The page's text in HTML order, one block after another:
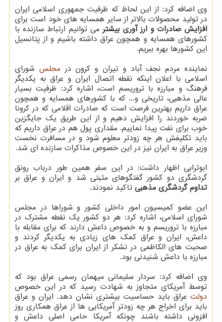
وی اضافه کرد: از این لحاظ که ظرفیت جمهوری اسلامی ایران
در تولید محصولات بالاتر از سایر همسایه های خود است برای
افزایش صادرات و ارز آوری بیشتر می توانیم ارتباط سازنده با
کشورهای همسایه و همچون عراق داشته باشیم و از پتانسیل
این کشورها بهره ببریم.
نماینده مردم نجف آباد و تیران و کرون در مجلس شورای
اسلامی با اعلان اینکه نقطه اتصال ایران و عراق به یکدیگر
فرهنگ و مبارزه با تروریسم است، اشاره کرد: ظرفیت بسیار
عالی مذهبی، تاریخی و... که با کشورهای همسایه و همچون
عراق داریم بهترین فرصت است که صادرات اقلامی که در کرونا
ضربه خوردند را افزایش دهیم و از این طریق یک جایگزین
خوب برای نفت پیدا نماییم. مقداری پول هم در عراق داریم که
باید تکلیفش هر چه زودتر معلوم شود و در مسافرت نخست
وزیر عراق به ایران نیز در این خصوص مذاکرات سازنده ای شد.
ابوترابی اظهار داشت: در این سفر همین طور درباب رونق
گردشگری دو کشور گفتگوهای مثبتی شد و ایران و عراق بر
تداوم گردشگری مذهبی تاکید نمودند.
این عضو کمیسیون امور داخلی کشور و شوراها در مجلس
شورای اسلامی، اشاره کرد: هر دو کشور یک نقطه مشترک در
مبارزه با تروریسم و به خصوص داعش دارند که برای مقابله با
داعش، ایران و عراق کمک های زیادی به یکدیگر کردند و
صحبت های الکاظمی در تشکر از ایران برای کمک به عراق در
مبارزه با داعش شنیدنی بود.
وی اضافه کرد: سردار سلیمانی میهمان رسمی عراق بود که
توسط آمریکایِ متجاوز به شهادت رسید که در این خصوص
دولت عراق باید حساسیت بیشتری نشان دهد. ایران و عراق
باید برای اخراج هر چه زودتر آمریکایی ها از عراق همکاری روز
افزونی داشته باشند چونکه آمریکا حامی اصلی داعش و